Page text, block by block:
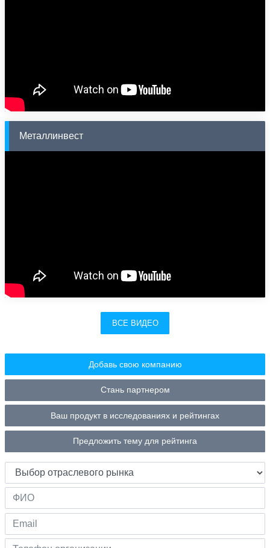
Металлинвест
ВСЕ ВИДЕО
Добавь свою компанию
Стань партнером
Ваш продукт в исследованиях и рейтингах
Предложить тему для рейтинга